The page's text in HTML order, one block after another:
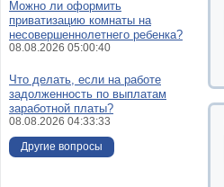
Можно ли оформить
приватизацию комнаты на
несовершеннолетнего ребенка?
08.08.2026 05:00:40
Что делать, если на работе
задолженность по выплатам
заработной платы?
08.08.2026 04:33:33
Другие вопросы